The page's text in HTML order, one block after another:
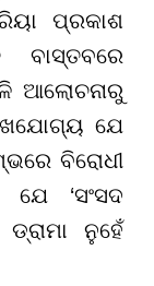
ପ୍ରକାଶ
ଆଲୋଚନାରୁ
ଯେ
ବିରୋଧୀ
‘ସଂସଦ
ନୁହେଁ